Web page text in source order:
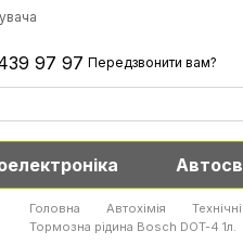
97 97 Передзвонити вам?
Головна Автохімія
Тормозна рідина Bosch DOT-4 1л.